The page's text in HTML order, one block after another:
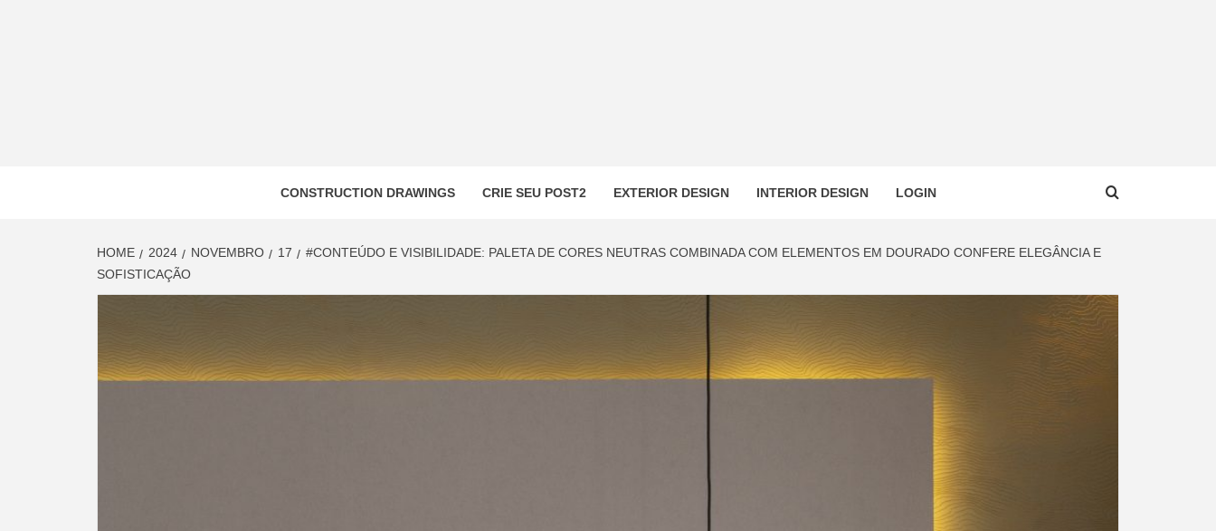
CONSTRUCTION DRAWINGS CRIE SEU POST2 EXTERIOR DESIGN INTERIOR DESIGN LOGIN
HOME 2024 NOVEMBRO 17
#CONTEÚDO E VISIBILIDADE: PALETA DE CORES NEUTRAS COMBINADA COM ELEMENTOS EM DOURADO CONFERE ELEGÂNCIA E
SOFISTICAÇÃO